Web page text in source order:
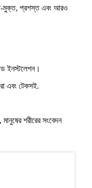
মুক্ত, প্রশস্ত এবং আরও
ইনস্টলেশন।
এবং টেকসই.
শরীরের সংবেদন